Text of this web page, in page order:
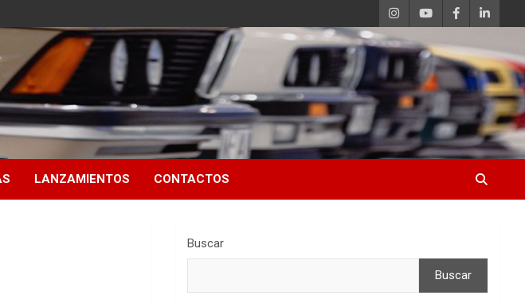
LANZAMIENTOS CONTACTOS
Buscar
Buscar